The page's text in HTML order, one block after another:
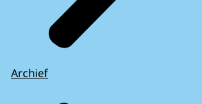
Archief